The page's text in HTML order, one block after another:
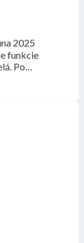
2025
funkcie
Po…